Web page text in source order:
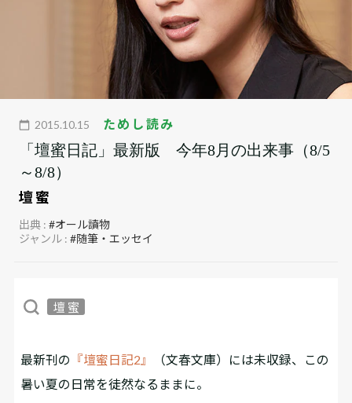
2015.10.15 ためし読み
「壇蜜日記」最新版 今年8月の出来事（8/5
～8/8）
壇 蜜
出典 :#オール讀物
ジャンル :#随筆・エッセイ
壇 蜜
最新刊の 『壇蜜日記2』
（文春文庫）には未収録、この
暑い夏の日常を徒然なるままに――。